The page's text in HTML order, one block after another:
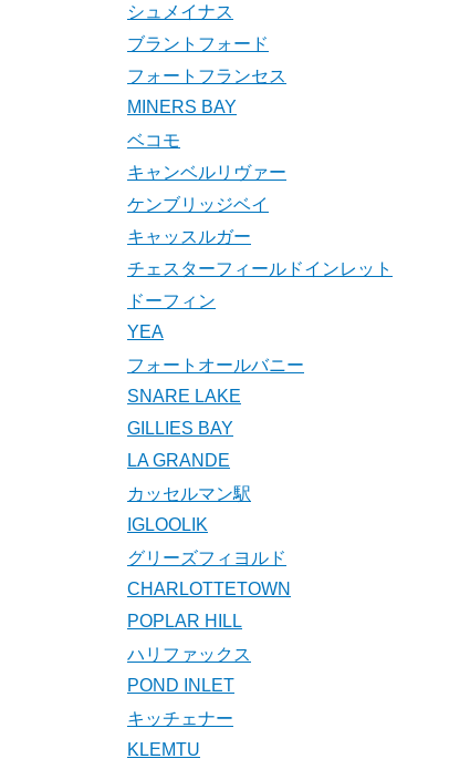
シュメイナス
ブラントフォード
フォートフランセス
MINERS BAY
ベコモ
キャンベルリヴァー
ケンブリッジベイ
キャッスルガー
チェスターフィールドインレット
ドーフィン
YEA
フォートオールバニー
SNARE LAKE
GILLIES BAY
LA GRANDE
カッセルマン駅
IGLOOLIK
グリーズフィヨルド
CHARLOTTETOWN
POPLAR HILL
ハリファックス
POND INLET
キッチェナー
KLEMTU